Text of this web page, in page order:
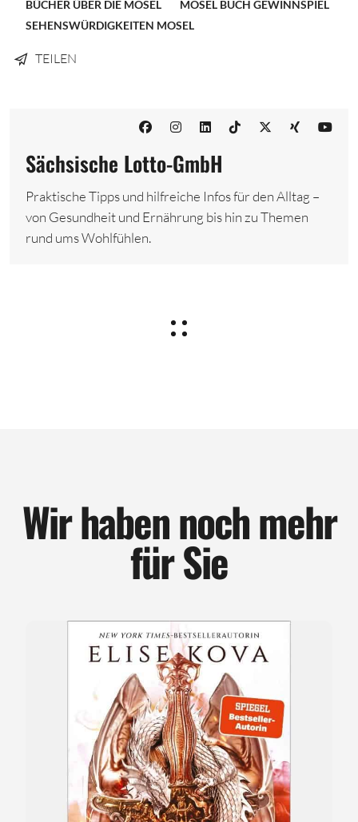
BÜCHER ÜBER DIE MOSEL
MOSEL BUCH GEWINNSPIEL
SEHENSWÜRDIGKEITEN MOSEL
TEILEN
Sächsische Lotto-GmbH
Praktische Tipps und hilfreiche Infos für den Alltag –
von Gesundheit und Ernährung bis hin zu Themen
rund ums Wohlfühlen.
Wir haben noch mehr
für Sie